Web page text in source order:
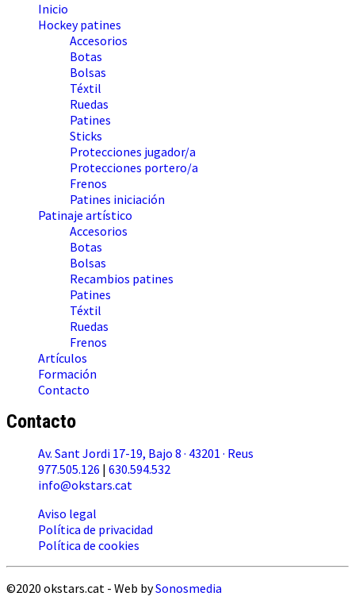
Inicio
Hockey patines
Accesorios
Botas
Bolsas
Téxtil
Ruedas
Patines
Sticks
Protecciones jugador/a
Protecciones portero/a
Frenos
Patines iniciación
Patinaje artístico
Accesorios
Botas
Bolsas
Recambios patines
Patines
Téxtil
Ruedas
Frenos
Artículos
Formación
Contacto
Contacto
Av. Sant Jordi 17-19, Bajo 8 · 43201 · Reus
977.505.126 | 630.594.532
info@okstars.cat
Aviso legal
Política de privacidad
Política de cookies
©2020 okstars.cat - Web bySonosmedia